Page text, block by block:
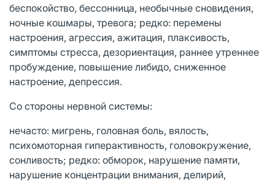
беспокойство, бессонница, необычные сновидения,
ночные кошмары, тревога; редко: перемены
настроения, агрессия, ажитация, плаксивость,
симптомы стресса, дезориентация, раннее утреннее
пробуждение, повышение либидо, сниженное
настроение, депрессия.
Со стороны нервной системы:
нечасто: мигрень, головная боль, вялость,
психомоторная гиперактивность, головокружение,
сонливость; редко: обморок, нарушение памяти,
нарушение концентрации внимания, делирий,